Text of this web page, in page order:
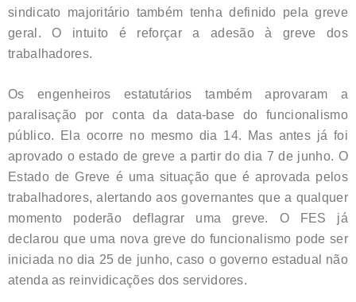
sindicato majoritário também tenha definido pela greve
geral. O intuito é reforçar a adesão à greve dos
trabalhadores.
Os engenheiros estatutários também aprovaram a
paralisação por conta da data-base do funcionalismo
público. Ela ocorre no mesmo dia 14. Mas antes já foi
aprovado o estado de greve a partir do dia 7 de junho. O
Estado de Greve é uma situação que é aprovada pelos
trabalhadores, alertando aos governantes que a qualquer
momento poderão deflagrar uma greve. O FES já
declarou que uma nova greve do funcionalismo pode ser
iniciada no dia 25 de junho, caso o governo estadual não
atenda as reinvidicações dos servidores.